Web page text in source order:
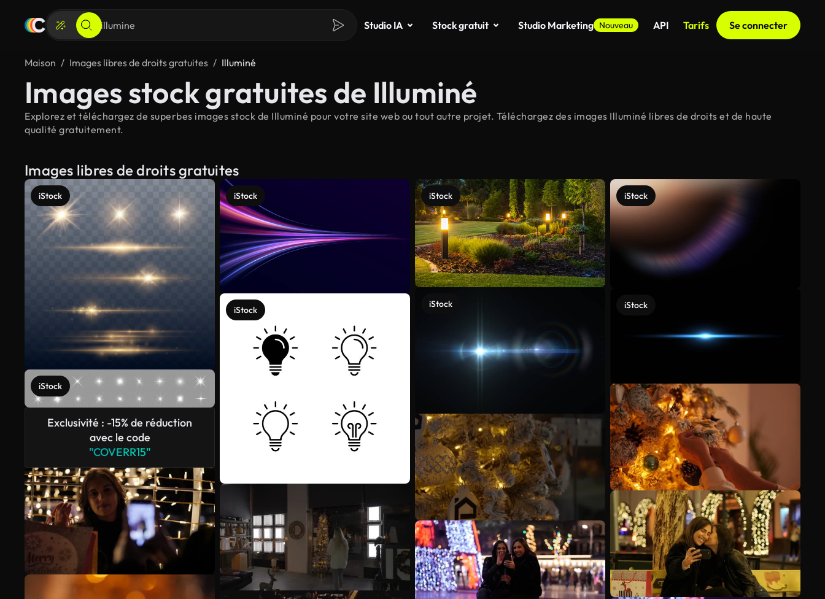
Studio IA Stock gratuit Studio Marketing Nouveau API Tarifs Se connecter
Maison Images libres de droits gratuites Illuminé
Images stock gratuites de Illuminé
Explorez et téléchargez de superbes images stock de Illuminé pour votre site web ou tout autre projet. Téléchargez des images Illuminé libres de droits et de haute
qualité gratuitement.
Images libres de droits gratuites
iStock
iStock
Exclusivité : -15% de réduction
avec le code
"COVERR15"
iStock
iStock
iStock
iStock
iStock
iStock
Voir plus